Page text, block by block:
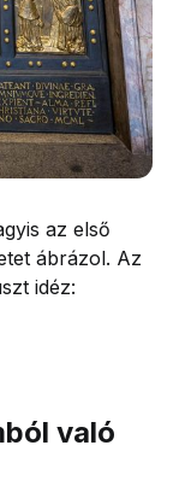
az első
ábrázol. Az
idéz:
való